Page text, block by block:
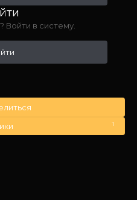
Войти в систему.
1